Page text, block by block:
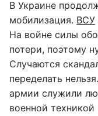
В Украине
мобилизация. ВСУ
На войне силы
потери, поэтому
Случаются
переделать
армии служили
военной